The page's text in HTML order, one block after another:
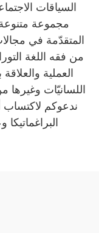
السياقات
مجموعة
المتقدّمة في
من فقه اللغة
العملية
اللسانيّات وغيرها
ندعوكم